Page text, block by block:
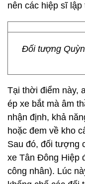
nên các hiệp sĩ
Đối tượng
Tại thời điểm này,
ép xe bắt mà âm
nhận định, khả
hoặc đem về kho
Sau đó, đối tượng
xe Tân Đông Hiệp
công nhân). Lúc